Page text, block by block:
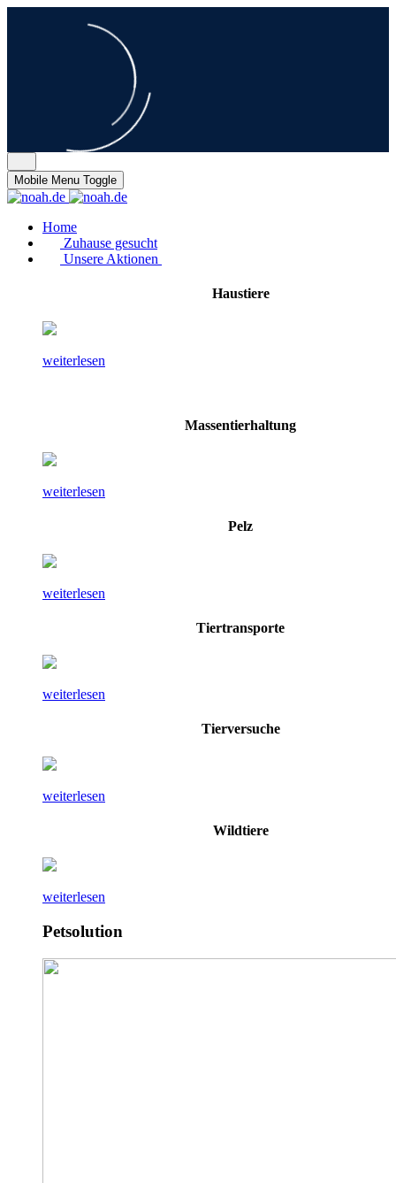
Mobile Menu Toggle
Home
Zuhause gesucht
Unsere Aktionen
Haustiere
weiterlesen
Massentierhaltung
weiterlesen
Pelz
weiterlesen
Tiertransporte
weiterlesen
Tierversuche
weiterlesen
Wildtiere
weiterlesen
Petsolution